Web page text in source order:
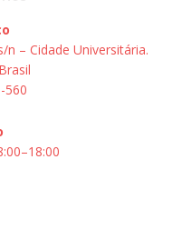
n – Cidade Universitária.
560